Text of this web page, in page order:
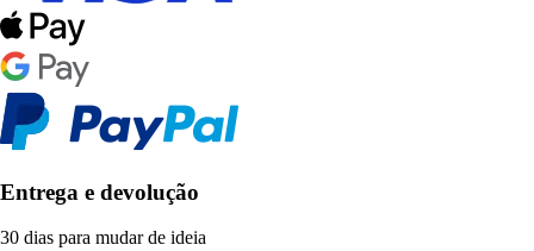
Entrega e devolução
30 dias para mudar de ideia